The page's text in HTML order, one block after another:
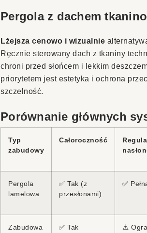
Pergola z dachem
Lżejsza cenowo i wizualnie
Ręcznie sterowany dach z tkaniny
chroni przed słońcem i lekkim
priorytetem jest estetyka i ochrona
szczelność.
Porównanie głównych
Typ
zabudowy
Całoroczność
Pergola
lamelowa
✅ Tak (z
przesłonami)
✅
Zabudowa
✅ Tak ⚠️